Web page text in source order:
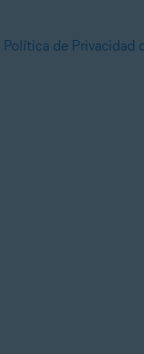
Política de Privacidad